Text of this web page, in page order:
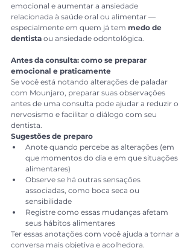
emocional e aumentar a ansiedade
relacionada à saúde oral ou alimentar —
especialmente em quem já tem medo de
dentista ou ansiedade odontológica.
Antes da consulta: como se preparar
emocional e praticamente
Se você está notando alterações de paladar
com Mounjaro, preparar suas observações
antes de uma consulta pode ajudar a reduzir o
nervosismo e facilitar o diálogo com seu
dentista.
Sugestões de preparo
Anote quando percebe as alterações (em
que momentos do dia e em que situações
alimentares)
Observe se há outras sensações
associadas, como boca seca ou
sensibilidade
Registre como essas mudanças afetam
seus hábitos alimentares
Ter essas anotações com você ajuda a tornar a
conversa mais objetiva e acolhedora.